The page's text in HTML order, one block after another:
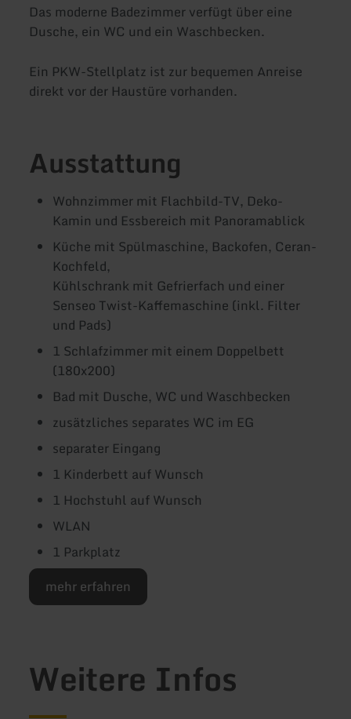
Das moderne Badezimmer verfügt über eine
Dusche, ein WC und ein Waschbecken.
Ein PKW-Stellplatz ist zur bequemen Anreise
direkt vor der Haustüre vorhanden.
Ausstattung
Wohnzimmer mit Flachbild-TV, Deko-
Kamin und Essbereich mit Panoramablick
Küche mit Spülmaschine, Backofen, Ceran-
Kochfeld,
Kühlschrank mit Gefrierfach und einer
Senseo Twist-Kaffemaschine (inkl. Filter
und Pads)
1 Schlafzimmer mit einem Doppelbett
(180x200)
Bad mit Dusche, WC und Waschbecken
zusätzliches separates WC im EG
separater Eingang
1 Kinderbett auf Wunsch
1 Hochstuhl auf Wunsch
WLAN
1 Parkplatz
mehr erfahren
Weitere Infos